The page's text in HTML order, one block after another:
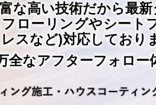
な高い技術だから最
ローリングやシート
スなど)対応しており
全なアフターフォロー